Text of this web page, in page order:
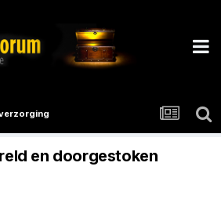
en doorgestoken